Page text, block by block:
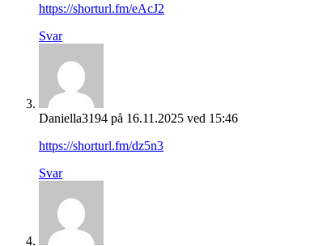
https://shorturl.fm/eAcJ2
Svar
Daniella3194 på 16.11.2025 ved 15:46
https://shorturl.fm/dz5n3
Svar